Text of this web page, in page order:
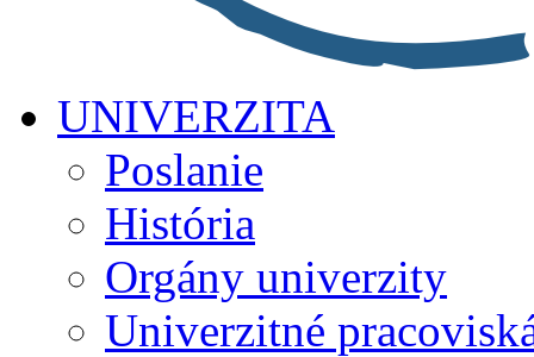
UNIVERZITA
Poslanie
História
Orgány univerzity
Univerzitné